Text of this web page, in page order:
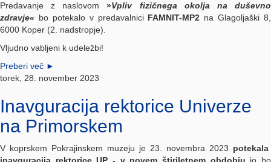
Predavanje z naslovom»Vpliv fizičnega okolja na duševno
zdravje« bo potekalo v predavalnici FAMNIT-MP2 na Glagoljaški 8,
6000 Koper (2. nadstropje).
Vljudno vabljeni k udeležbi!
Preberi več ►
torek, 28. november 2023
Inavguracija rektorice Univerze
na Primorskem
V koprskem Pokrajinskem muzeju je 23. novembra 2023 potekala